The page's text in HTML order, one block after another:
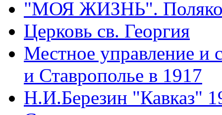
"МОЯ ЖИЗНЬ".
Церковь св. Георгия
Местное управление и
и Ставрополье в 1917
Н.И.Березин "Кавказ"